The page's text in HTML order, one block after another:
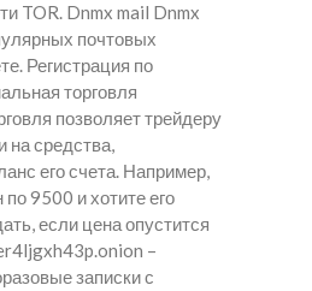
TOR. Dnmx mail Dnmx
почтовых
Регистрация по
торговля
позволяет трейдеру
на средства,
его счета. Например,
9500 и хотите его
если цена опустится
–
записки с